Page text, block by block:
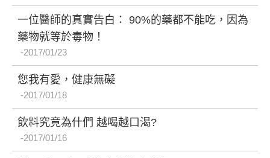
一位醫師的真實告白： 90%的藥都不能吃，因為
藥物就等於毒物！
2017/01/23
您我有愛，健康無礙
2017/01/18
飲料究竟為什們 越喝越口渴?
2017/01/16